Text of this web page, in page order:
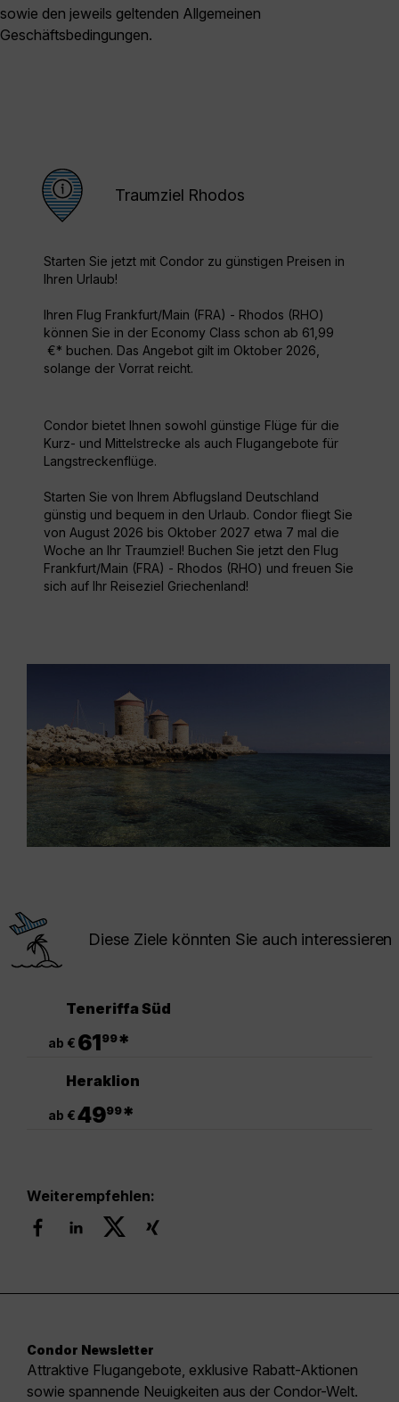
sowie den jeweils geltenden Allgemeinen
Geschäftsbedingungen.
Traumziel Rhodos
Starten Sie jetzt mit Condor zu günstigen Preisen in
Ihren Urlaub!
Ihren Flug Frankfurt/Main (FRA) - Rhodos (RHO)
können Sie in der Economy Class schon ab 61,99
€* buchen. Das Angebot gilt im Oktober 2026,
solange der Vorrat reicht.
Condor bietet Ihnen sowohl günstige Flüge für die
Kurz- und Mittelstrecke als auch Flugangebote für
Langstreckenflüge.
Starten Sie von Ihrem Abflugsland Deutschland
günstig und bequem in den Urlaub. Condor fliegt Sie
von August 2026 bis Oktober 2027 etwa 7 mal die
Woche an Ihr Traumziel! Buchen Sie jetzt den Flug
Frankfurt/Main (FRA) - Rhodos (RHO) und freuen Sie
sich auf Ihr Reiseziel Griechenland!
Diese Ziele könnten Sie auch interessieren
Teneriffa Süd
ab € 6199*
Heraklion
ab €4999*
Weiterempfehlen:
Condor Newsletter
Attraktive Flugangebote, exklusive Rabatt-Aktionen
sowie spannende Neuigkeiten aus der Condor-Welt.